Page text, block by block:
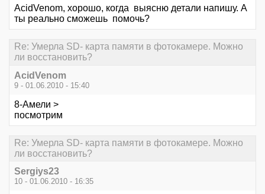
AcidVenom, хорошо, когда выясню детали напишу. А
ты реально сможешь помочь?
Re: Умерла SD- карта памяти в фотокамере. Можно
ли восстановить?
AcidVenom
9 - 01.06.2010 - 15:40
8-Амели >
посмотрим
Re: Умерла SD- карта памяти в фотокамере. Можно
ли восстановить?
Sergiys23
10 - 01.06.2010 - 16:35